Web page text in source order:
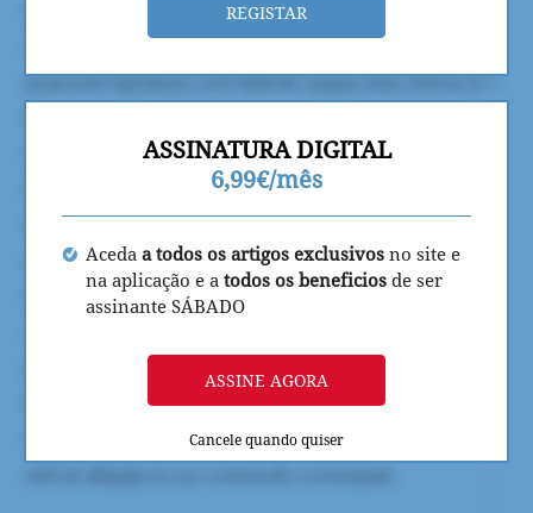
REGISTAR
ASSINATURA DIGITAL
6,99€/mês
Aceda a todos os artigos exclusivos no site e
na aplicação e a todos os beneficios de ser
assinante SÁBADO
ASSINE AGORA
Cancele quando quiser